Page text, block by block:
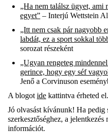
„Ha nem találsz ügyet, ami
egyet” – Interjú Wettstein
„Itt nem csak pár nagyobb
labdát, ez a sport sokkal
sorozat részeként
„Ugyan rengeteg
gerince, hogy egy séf
Jenő a Corvinuson
A blogot ide kattintva érheted el.
Jó olvasást kívánunk! Ha pedig
szerkesztőséghez, a jelentkezés
információt.